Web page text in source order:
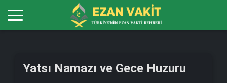
Yatsı Namazı ve Gece Huzuru